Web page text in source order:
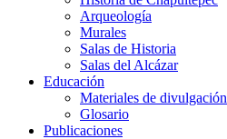
Arqueología
Murales
Salas de Historia
Salas del Alcázar
Educación
Materiales de divulgación
Glosario
Publicaciones